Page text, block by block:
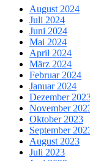
August 2024
Juli 2024
Juni 2024
Mai 2024
April 2024
März 2024
Februar 2024
Januar 2024
Dezember
November
Oktober 2023
September
August 2023
Juli 2023